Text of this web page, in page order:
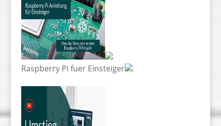
Raspberry Pi fuer Einsteiger